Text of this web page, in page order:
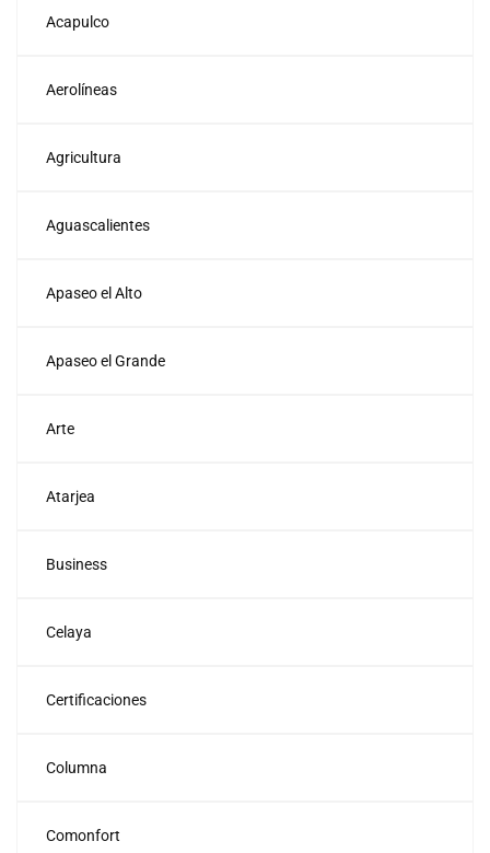
Acapulco
Aerolíneas
Agricultura
Aguascalientes
Apaseo el Alto
Apaseo el Grande
Arte
Atarjea
Business
Celaya
Certificaciones
Columna
Comonfort